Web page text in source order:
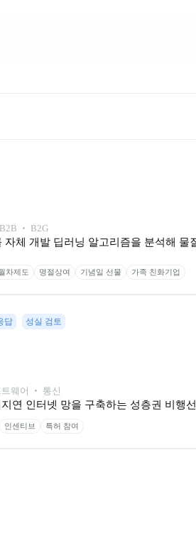
‧ B2G
체 개발 딥러닝 알고리즘을 분석해 물
차제도 명절상여 기념일 선물 가족 친화기업
답
성실 검토
웨어 ‧ 통신
연 인터넷 망을 구축하는 성층권 비행
인센티브 특허 참여